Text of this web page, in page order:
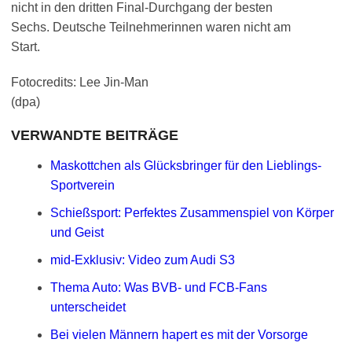
nicht in den dritten Final-Durchgang der besten
Sechs. Deutsche Teilnehmerinnen waren nicht am
Start.
Fotocredits: Lee Jin-Man
(dpa)
VERWANDTE BEITRÄGE
Maskottchen als Glücksbringer für den Lieblings-
Sportverein
Schießsport: Perfektes Zusammenspiel von Körper
und Geist
mid-Exklusiv: Video zum Audi S3
Thema Auto: Was BVB- und FCB-Fans
unterscheidet
Bei vielen Männern hapert es mit der Vorsorge